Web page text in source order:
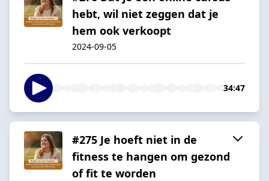
hebt, wil niet zeggen dat je
hem ook verkoopt
2024-09-05
34:47
#275 Je hoeft niet in de
fitness te hangen om gezond
of fit te worden